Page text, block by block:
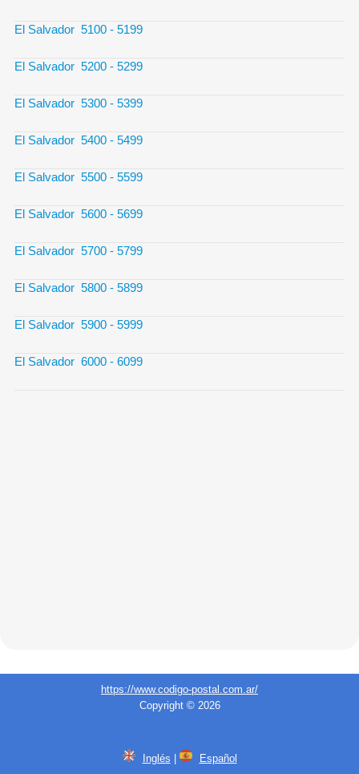
El Salvador 5100 - 5199
El Salvador 5200 - 5299
El Salvador 5300 - 5399
El Salvador 5400 - 5499
El Salvador 5500 - 5599
El Salvador 5600 - 5699
El Salvador 5700 - 5799
El Salvador 5800 - 5899
El Salvador 5900 - 5999
El Salvador 6000 - 6099
https://www.codigo-postal.com.ar/
Copyright © 2026
Inglés | Español